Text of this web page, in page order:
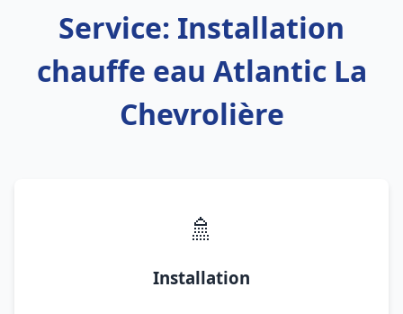
Service: Installation
chauffe eau Atlantic La
Chevrolière
🚿
Installation